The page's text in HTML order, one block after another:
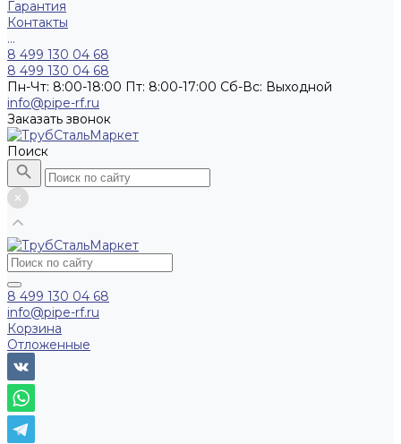
Гарантия
Контакты
...
8 499 130 04 68
8 499 130 04 68
Пн-Чт: 8:00-18:00 Пт: 8:00-17:00 Сб-Вс: Выходной
info@pipe-rf.ru
Заказать звонок
Поиск
8 499 130 04 68
info@pipe-rf.ru
Корзина
Отложенные